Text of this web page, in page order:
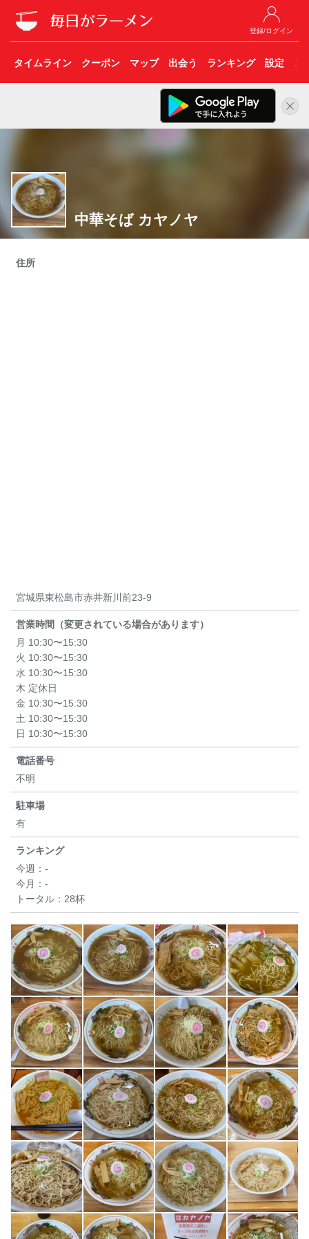
登録/ログイン
タイムライン クーポン マップ 出会う ランキング 設定 こ
中華そば カヤノヤ
住所
宮城県東松島市赤井新川前23-9
営業時間（変更されている場合があります）
月 10:30〜15:30
火 10:30〜15:30
水 10:30〜15:30
木 定休日
金 10:30〜15:30
土 10:30〜15:30
日 10:30〜15:30
電話番号
不明
駐車場
有
ランキング
今週： -
今月： -
トータル： 28杯